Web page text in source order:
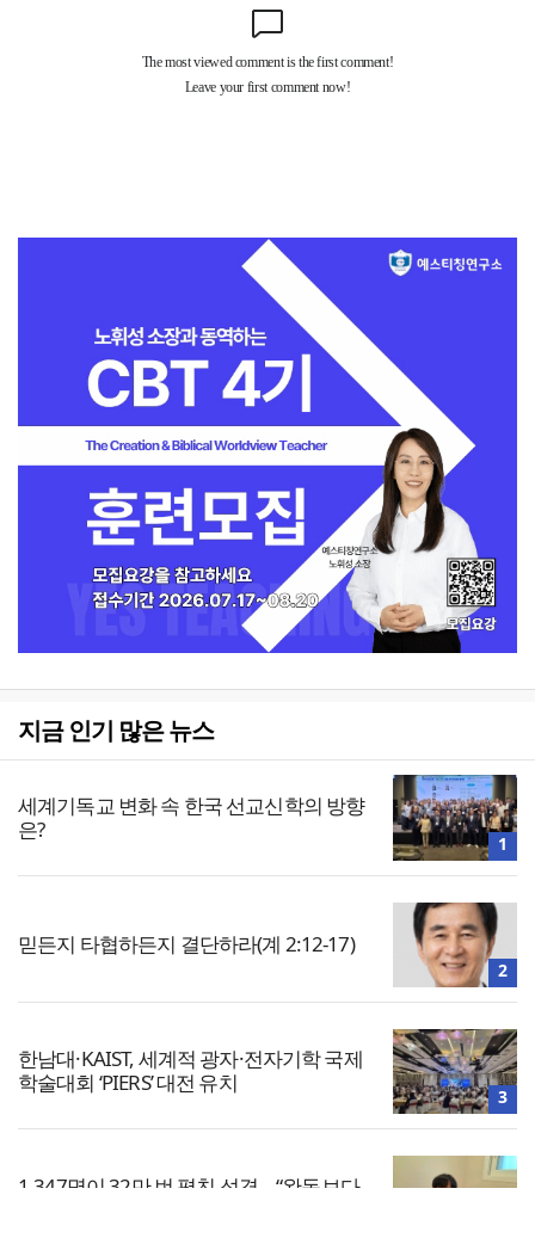
지금 인기 많은 뉴스
세계기독교 변화 속 한국 선교신학의 방향
은?
1
믿든지 타협하든지 결단하라(계 2:12-17)
2
한남대·KAIST, 세계적 광자·전자기학 국제
학술대회 ‘PIERS’ 대전 유치
3
1,347명이 32만 번 펼친 성경… “완독보다